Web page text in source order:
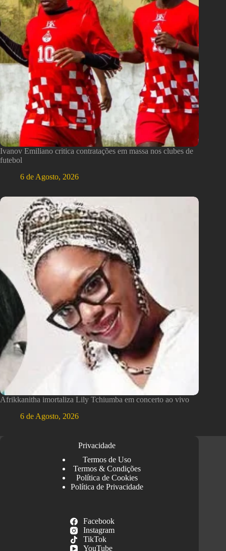
Ivanov Emiliano critica contratações em massa nos clubes de
futebol
6 de Agosto, 2026
Afrikkanitha imortaliza Lily Tchiumba em concerto ao vivo
6 de Agosto, 2026
Privacidade
Termos de Uso
Termos & Condições
Política de Cookies
Política de Privacidade
Facebook
Instagram
TikTok
YouTube